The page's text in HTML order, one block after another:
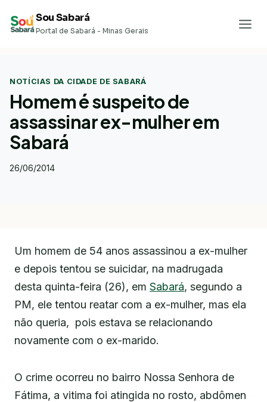
para
Sou Sabará
Portal de Sabará - Minas Gerais
NOTÍCIAS DA CIDADE DE SABARÁ
Homem é suspeito de
assassinar ex-mulher em
Sabará
26/06/2014
Um homem de 54 anos assassinou a ex-mulher
e depois tentou se suicidar, na madrugada
desta quinta-feira (26), em Sabará, segundo a
PM, ele tentou reatar com a ex-mulher, mas ela
não queria, pois estava se relacionando
novamente com o ex-marido.
O crime ocorreu no bairro Nossa Senhora de
Fátima, a vitima foi atingida no rosto, abdômen